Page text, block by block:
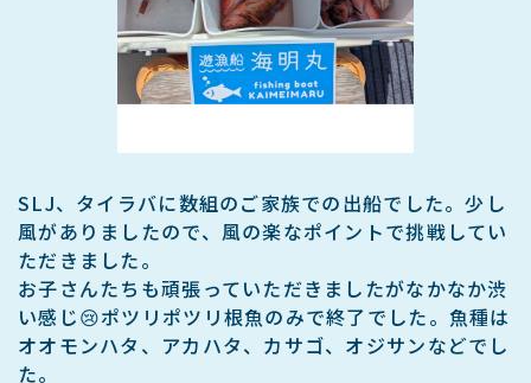
SLJ、タイラバに数組のご家族での出船でした。少し
風がありましたので、風の楽なポイントで挑戦してい
ただきました。
お子さんたちも頑張っていただきましたがなかなか渋
い感じ😢ポツリポツリ根魚のみで終了でした。魚種は
オオモンハタ、アカハタ、カサゴ、オジサンなどでし
た。